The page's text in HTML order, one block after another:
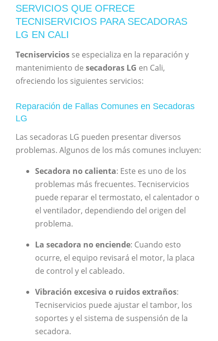
SERVICIOS QUE OFRECE
TECNISERVICIOS PARA SECADORAS
LG EN CALI
Tecniservicios se especializa en la reparación y
mantenimiento de secadoras LG en Cali,
ofreciendo los siguientes servicios:
Reparación de Fallas Comunes en Secadoras
LG
Las secadoras LG pueden presentar diversos
problemas. Algunos de los más comunes incluyen:
Secadora no calienta: Este es uno de los
problemas más frecuentes. Tecniservicios
puede reparar el termostato, el calentador o
el ventilador, dependiendo del origen del
problema.
La secadora no enciende: Cuando esto
ocurre, el equipo revisará el motor, la placa
de control y el cableado.
Vibración excesiva o ruidos extraños:
Tecniservicios puede ajustar el tambor, los
soportes y el sistema de suspensión de la
secadora.